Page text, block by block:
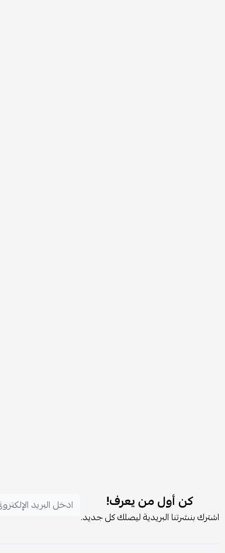
كن أول من يعرف!
اشترك بنشرتنا البريدية ليصلك كل جديد.